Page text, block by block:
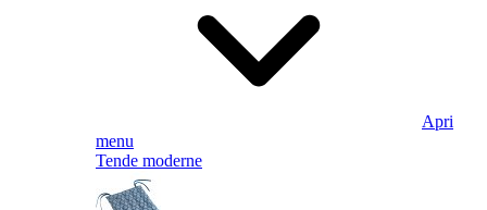
Apri
menu
Tende moderne